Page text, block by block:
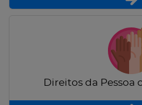
Direitos da Pessoa